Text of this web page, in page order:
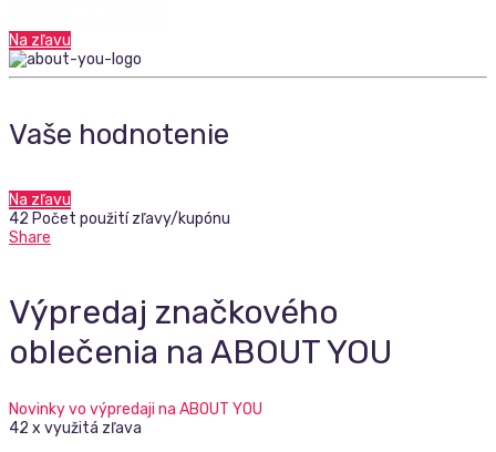
Na zľavu
Vaše hodnotenie
Na zľavu
42 Počet použití zľavy/kupónu
Share
Výpredaj značkového
oblečenia na ABOUT YOU
Novinky vo výpredaji na ABOUT YOU
42 x využitá zľava